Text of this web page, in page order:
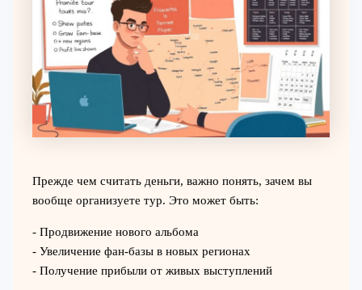
Прежде чем считать деньги, важно понять, зачем вы
вообще организуете тур. Это может быть:
- Продвижение нового альбома
- Увеличение фан-базы в новых регионах
- Получение прибыли от живых выступлений